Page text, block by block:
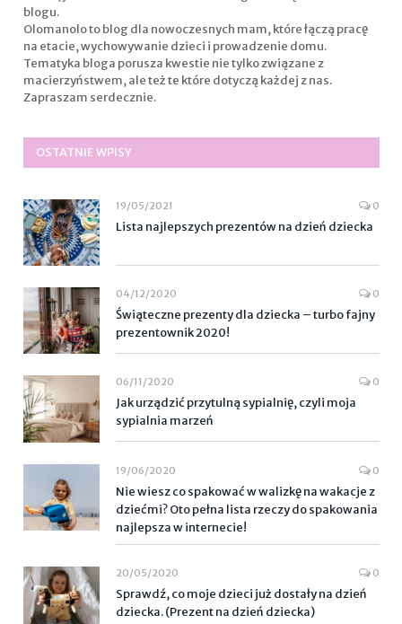
blogu.
Olomanolo to blog dla nowoczesnych mam, które łączą pracę
na etacie, wychowywanie dzieci i prowadzenie domu.
Tematyka bloga porusza kwestie nie tylko związane z
macierzyństwem, ale też te które dotyczą każdej z nas.
Zapraszam serdecznie.
OSTATNIE WPISY
19/05/2021 0
Lista najlepszych prezentów na dzień dziecka
04/12/2020 0
Świąteczne prezenty dla dziecka – turbo fajny
prezentownik 2020!
06/11/2020 0
Jak urządzić przytulną sypialnię, czyli moja
sypialnia marzeń
19/06/2020 0
Nie wiesz co spakować w walizkę na wakacje z
dziećmi? Oto pełna lista rzeczy do spakowania
najlepsza w internecie!
20/05/2020 0
Sprawdź, co moje dzieci już dostały na dzień
dziecka. (Prezent na dzień dziecka)